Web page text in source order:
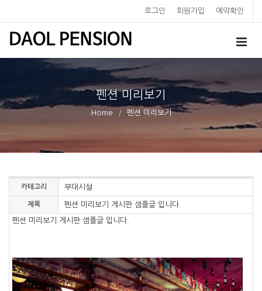
로그인 회원가입 예약확인
펜션 미리보기
Home 펜션 미리보기
카테고리 부대시설
제목 펜션 미리보기 게시판 샘플글 입니다.
펜션 미리보기 게시판 샘플글 입니다.